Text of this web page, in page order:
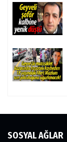
SOSYAL AĞLAR